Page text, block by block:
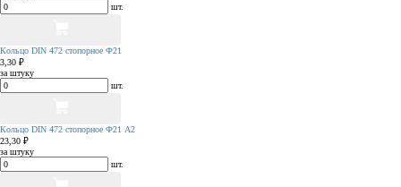
шт.
Кольцо DIN 472 стопорное Ф21
3,30 ₽
за штуку
шт.
Кольцо DIN 472 стопорное Ф21 А2
23,30 ₽
за штуку
шт.